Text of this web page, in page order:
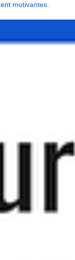
motivantes.